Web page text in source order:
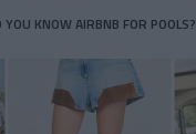
YOU KNOW AIRBNB FOR POOLS?